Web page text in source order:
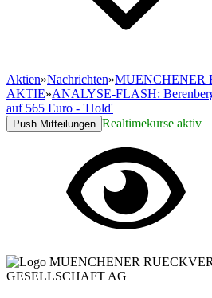
Aktien»Nachrichten»MUENCHENER
AKTIE»ANALYSE-FLASH:
auf 565 Euro - 'Hold'
Push Mitteilungen Realtimekurse aktiv